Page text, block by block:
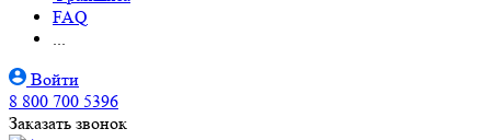
FAQ
...
Войти
8 800 700 5396
Заказать звонок